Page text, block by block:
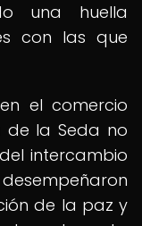
una huella
con las que
el comercio
la Seda no
intercambio
de la paz y